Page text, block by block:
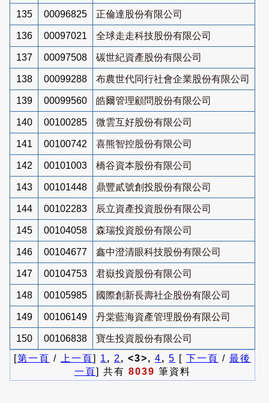
135 00096825 正倫達股份有限公司
136 00097021 全球走走科技股份有限公司
137 00097508 碳世紀資產股份有限公司
138 00099288 布農世代同行社會企業股份有限公司
139 00099560 皓爾管理顧問股份有限公司
140 00100285 微雲互好股份有限公司
141 00100742 喜熊智控股份有限公司
142 00101003 橋谷資本股份有限公司
143 00101448 鼎豐貳號創投股份有限公司
144 00102283 辰立資產投資股份有限公司
145 00104058 森瑞投資股份有限公司
146 00104677 鑫中澄清眼科技股份有限公司
147 00104753 君嶽投資股份有限公司
148 00105985 國際創新長壽社企股份有限公司
149 00106149 丹棠藍海資產管理股份有限公司
150 00106838
寶生投資股份有限公司
[第一頁 / 上一頁] 1 , 2 , <3>, 4, 5 [ 下一頁 / 最後
一頁] 共有 8039 筆資料